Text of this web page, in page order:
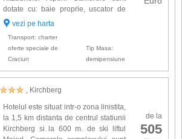
dotate cu: baie proprie, uscator de
par, telefon, Tv cablu, seif. Alte
restauran...
vezi pe harta
Transport: charter
oferte speciale de
Craciun
Tip Masa:
demipensiune
, Kirchberg
de la
505
Hotelul este situat intr-o zona linistita,
la 1,5 km distanta de centrul statiunii
Kirchberg si la 600 m. de ski liftul